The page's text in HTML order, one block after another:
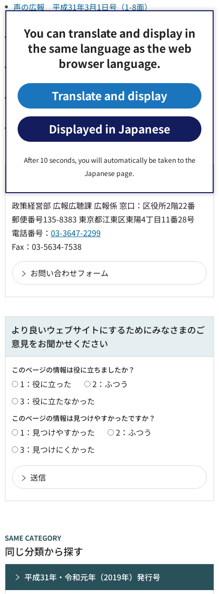
You can translate and display in
the same language as the web
browser language.
Translate and display
Displayed in Japanese
After 10 seconds, you will automatically be taken to the
Japanese page.
声の広報 平成31年3月1日号（1-8面）
声の広報 平成31年3月1日号（1-3面）
（MP3:9,644KB）（別ウィンドウで開きます）
声の広報 平成31年3月1日号（4-5面）
（MP3:5,213KB）（別ウィンドウで開きます）
声の広報 平成31年3月1日号（6-7面）
（MP3:14,230KB）（別ウィンドウで開きます）
声の広報 平成31年3月1日号（8面）（MP3:2,815KB）
（別ウィンドウで開きます）
政策経営部 広報広聴課 広報係 窓口：区役所2階22番
郵便番号135-8383 東京都江東区東陽4丁目11番28号
電話番号： 03-3647-2299
Fax：03-5634-7538
より良いウェブサイトにするためにみなさまのご
意見をお聞かせください
このページの情報は役に立ちましたか？
1：役に立った
2：ふつう
3：役に立たなかった
このページの情報は見つけやすかったですか？
1：見つけやすかった
2：ふつう
3：見つけにくかった
同じ分類から探す
平成31年・令和元年（2019年）発行号